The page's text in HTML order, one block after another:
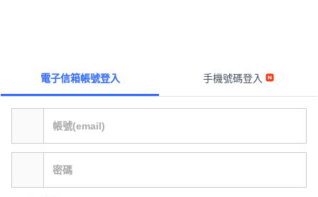
電子信箱帳號登入 手機號碼登入